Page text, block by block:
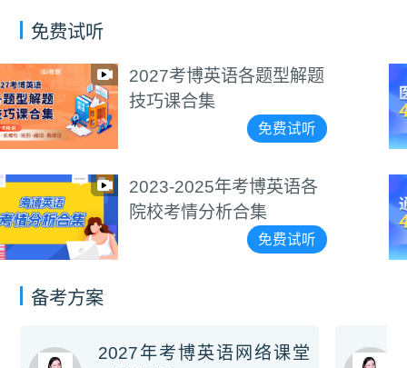
免费试听
型解题
免费试听
英语各
医学考博4000+
通用考博4000+
备考方案
2027年考博英语网络课堂